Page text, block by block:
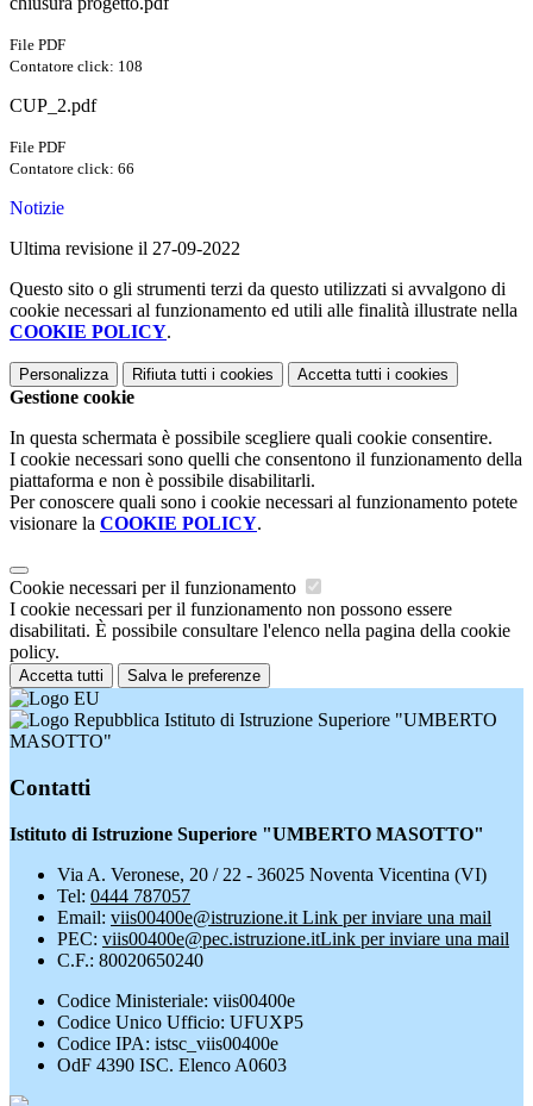
File PDF
Contatore click: 108
CUP_2.pdf
File PDF
Contatore click: 66
Notizie
Ultima revisione il 27-09-2022
Questo sito o gli strumenti terzi da questo utilizzati si avvalgono di
cookie necessari al funzionamento ed utili alle finalità illustrate nella
COOKIE POLICY.
Personalizza Rifiuta tutti i cookies Accetta tutti i cookies
Gestione cookie
In questa schermata è possibile scegliere quali cookie consentire.
I cookie necessari sono quelli che consentono il funzionamento della
piattaforma e non è possibile disabilitarli.
Per conoscere quali sono i cookie necessari al funzionamento potete
visionare la COOKIE POLICY.
Cookie necessari per il funzionamento
I cookie necessari per il funzionamento non possono essere
disabilitati. È possibile consultare l'elenco nella pagina della cookie
policy.
Accetta tutti Salva le preferenze
Istituto di Istruzione Superiore "UMBERTO
MASOTTO"
Contatti
Istituto di Istruzione Superiore "UMBERTO MASOTTO"
Via A. Veronese, 20 / 22 - 36025 Noventa Vicentina (VI)
Tel: 0444 787057
Email: viis00400e@istruzione.it Link per inviare una mail
PEC: viis00400e@pec.istruzione.itLink per inviare una mail
C.F.: 80020650240
Codice Ministeriale: viis00400e
Codice Unico Ufficio: UFUXP5
Codice IPA: istsc_viis00400e
OdF 4390 ISC. Elenco A0603